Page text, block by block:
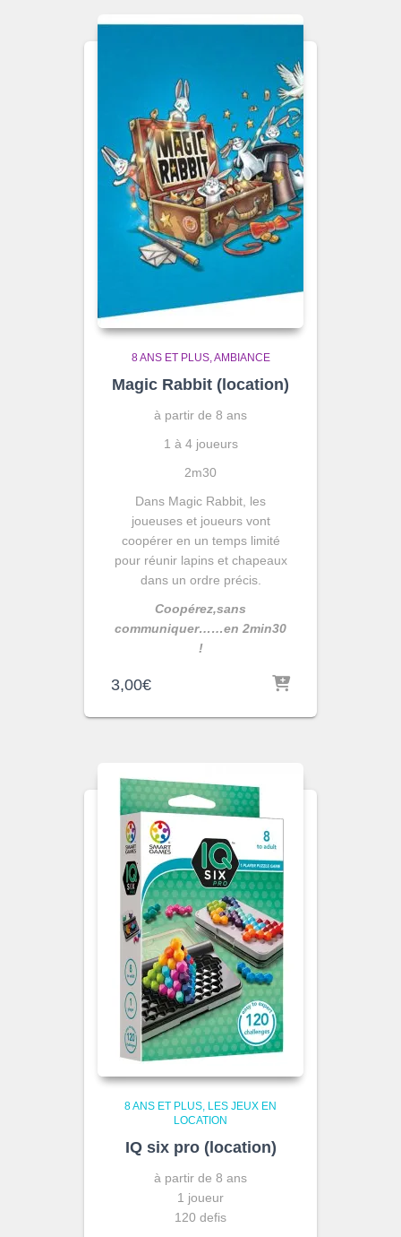
8 ANS ET PLUS AMBIANCE
Magic Rabbit (location)
à partir de 8 ans
1 à 4 joueurs
2m30
Dans Magic Rabbit, les
joueuses et joueurs vont
coopérer en un temps limité
pour réunir lapins et chapeaux
dans un ordre précis.
Coopérez,sans
communiquer……en 2min30
!
3,00€
8 ANS ET PLUS LES JEUX EN
LOCATION
IQ six pro (location)
à partir de 8 ans
1 joueur
120 defis